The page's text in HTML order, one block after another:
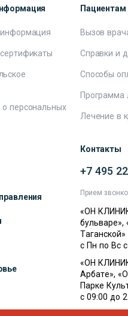
информация
персональных
Пациентам
Вызов
Справки и
Способы
Программа
Лечение в
Контакты
+7 495
Прием
«ОН
Таганской»
с Пн по Вс
«ОН
Арбате»,
Парке
с 09:00 до